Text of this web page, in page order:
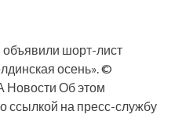
объявили шорт-лист
осень». ©
Об этом
ссылкой на пресс-службу